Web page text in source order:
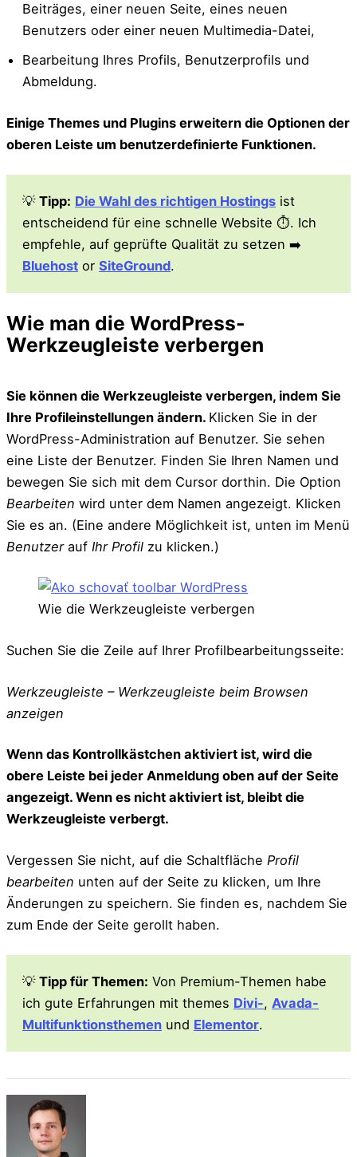
Beiträges, einer neuen Seite, eines neuen
Benutzers oder einer neuen Multimedia-Datei,
Bearbeitung Ihres Profils, Benutzerprofils und
Abmeldung.
Einige Themes und Plugins erweitern die Optionen der
oberen Leiste um benutzerdefinierte Funktionen.
💡 Tipp: Die Wahl des richtigen Hostings ist
entscheidend für eine schnelle Website ⏱. Ich
empfehle, auf geprüfte Qualität zu setzen ➡️
Bluehost or SiteGround.
Wie man die WordPress-
Werkzeugleiste verbergen
Sie können die Werkzeugleiste verbergen, indem Sie
Ihre Profileinstellungen ändern. Klicken Sie in der
WordPress-Administration auf Benutzer. Sie sehen
eine Liste der Benutzer. Finden Sie Ihren Namen und
bewegen Sie sich mit dem Cursor dorthin. Die Option
Bearbeiten wird unter dem Namen angezeigt. Klicken
Sie es an. (Eine andere Möglichkeit ist, unten im Menü
Benutzerauf Ihr Profil zu klicken.)
Wie die Werkzeugleiste verbergen
Suchen Sie die Zeile auf Ihrer Profilbearbeitungsseite:
Werkzeugleiste – Werkzeugleiste beim Browsen
anzeigen
Wenn das Kontrollkästchen aktiviert ist, wird die
obere Leiste bei jeder Anmeldung oben auf der Seite
angezeigt. Wenn es nicht aktiviert ist, bleibt die
Werkzeugleiste verbergt.
Vergessen Sie nicht, auf die Schaltfläche Profil
bearbeiten unten auf der Seite zu klicken, um Ihre
Änderungen zu speichern. Sie finden es, nachdem Sie
zum Ende der Seite gerollt haben.
💡 Tipp für Themen: Von Premium-Themen habe
ich gute Erfahrungen mit themes Divi-, Avada-
Multifunktionsthemen und Elementor.